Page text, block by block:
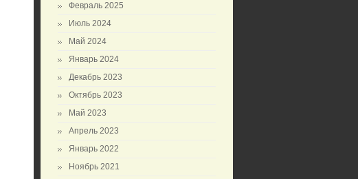
Февраль 2025
Июль 2024
Май 2024
Январь 2024
Декабрь 2023
Октябрь 2023
Май 2023
Апрель 2023
Январь 2022
Ноябрь 2021